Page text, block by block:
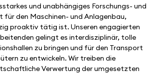
und unabhängiges Forschungs- und
den Maschinen- und Anlagenbau,
proaktiv tätig ist. Unseren engagierten
gelingt es interdisziplinär, tolle
zu bringen und für den Transport
zu entwickeln. Wir treiben die
Verwertung der umgesetzten